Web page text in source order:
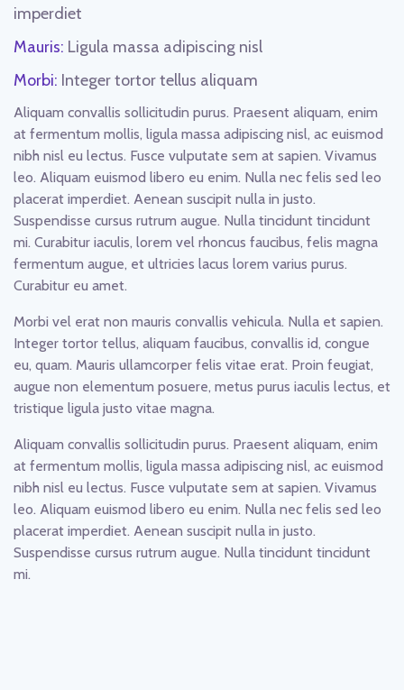
imperdiet
Mauris: Ligula massa adipiscing nisl
Morbi: Integer tortor tellus aliquam
Aliquam convallis sollicitudin purus. Praesent aliquam, enim
at fermentum mollis, ligula massa adipiscing nisl, ac euismod
nibh nisl eu lectus. Fusce vulputate sem at sapien. Vivamus
leo. Aliquam euismod libero eu enim. Nulla nec felis sed leo
placerat imperdiet. Aenean suscipit nulla in justo.
Suspendisse cursus rutrum augue. Nulla tincidunt tincidunt
mi. Curabitur iaculis, lorem vel rhoncus faucibus, felis magna
fermentum augue, et ultricies lacus lorem varius purus.
Curabitur eu amet.
Morbi vel erat non mauris convallis vehicula. Nulla et sapien.
Integer tortor tellus, aliquam faucibus, convallis id, congue
eu, quam. Mauris ullamcorper felis vitae erat. Proin feugiat,
augue non elementum posuere, metus purus iaculis lectus, et
tristique ligula justo vitae magna.
Aliquam convallis sollicitudin purus. Praesent aliquam, enim
at fermentum mollis, ligula massa adipiscing nisl, ac euismod
nibh nisl eu lectus. Fusce vulputate sem at sapien. Vivamus
leo. Aliquam euismod libero eu enim. Nulla nec felis sed leo
placerat imperdiet. Aenean suscipit nulla in justo.
Suspendisse cursus rutrum augue. Nulla tincidunt tincidunt
mi.